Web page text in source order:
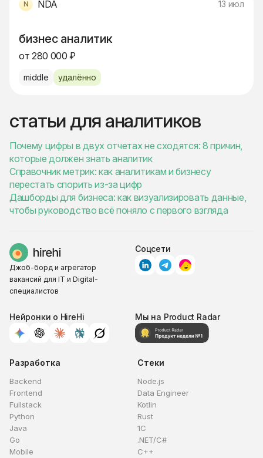
NDA 13 июл
бизнес аналитик
от 280 000 ₽
middle удалённо
статьи для аналитиков
Почему цифры в двух отчетах не сходятся: 8 причин,
которые должен знать аналитик
Справочник метрик: как аналитикам и бизнесу
перестать спорить из-за цифр
Дашборды для бизнеса: как визуализировать данные,
чтобы руководство всё поняло с первого взгляда
Джоб-борд и агрегатор
вакансий для IT и Digital-
специалистов
Соцсети
Нейронки о HireHi Мы на Product Radar
Разработка
Backend
Frontend
Fullstack
Python
Java
Go
Mobile
Стеки
Node.js
Data Engineer
Kotlin
Rust
1C
.NET/C#
C++